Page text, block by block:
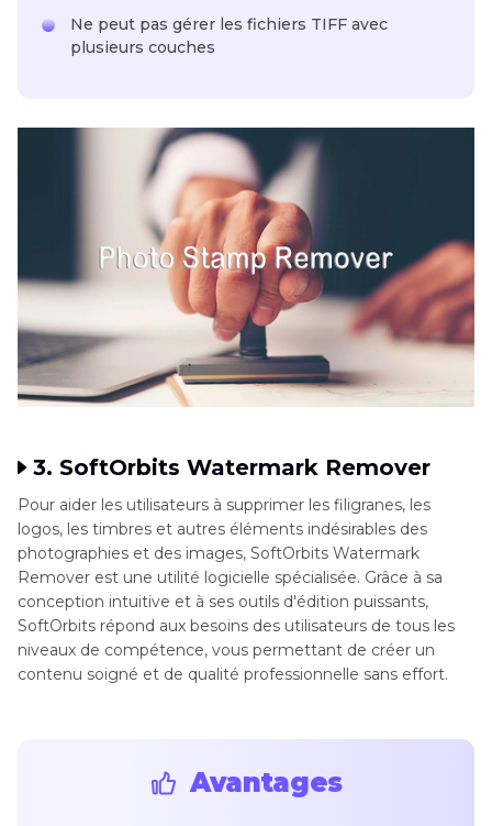
Ne peut pas gérer les fichiers TIFF avec
plusieurs couches
3. SoftOrbits Watermark Remover
Pour aider les utilisateurs à supprimer les filigranes, les
logos, les timbres et autres éléments indésirables des
photographies et des images, SoftOrbits Watermark
Remover est une utilité logicielle spécialisée. Grâce à sa
conception intuitive et à ses outils d'édition puissants,
SoftOrbits répond aux besoins des utilisateurs de tous les
niveaux de compétence, vous permettant de créer un
contenu soigné et de qualité professionnelle sans effort.
Avantages